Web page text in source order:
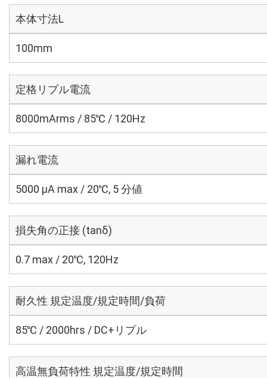
本体寸法L
100mm
定格リプル電流
8000mArms / 85℃ / 120Hz
漏れ電流
5000 μA max / 20℃, 5 分値
損失角の正接 (tanδ)
0.7 max / 20℃, 120Hz
耐久性 規定温度/規定時間/負荷
85℃ / 2000hrs / DC+リプル
高温無負荷特性 規定温度/規定時間